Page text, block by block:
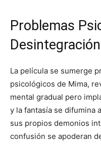
Problemas
La película se sumerge
psicológicos de Mima,
mental gradual pero
y la fantasía se difumina
sus propios demonios
confusión se apoderan